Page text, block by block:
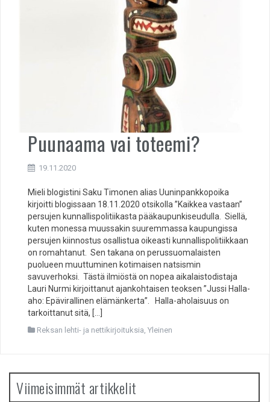
Puunaama vai toteemi?
19.11.2020
Mieli blogistini Saku Timonen alias Uuninpankkopoika
kirjoitti blogissaan 18.11.2020 otsikolla ”Kaikkea vastaan”
persujen kunnallispolitiikasta pääkaupunkiseudulla. Siellä,
kuten monessa muussakin suuremmassa kaupungissa
persujen kiinnostus osallistua oikeasti kunnallispolitiikkaan
on romahtanut. Sen takana on perussuomalaisten
puolueen muuttuminen kotimaisen natsismin
savuverhoksi. Tästä ilmiöstä on nopea aikalaistodistaja
Lauri Nurmi kirjoittanut ajankohtaisen teoksen ”Jussi Halla-
aho: Epävirallinen elämänkerta”. Halla-aholaisuus on
tarkoittanut sitä, […]
Reksan lehti- ja nettikirjoituksia Yleinen
Viimeisimmät artikkelit